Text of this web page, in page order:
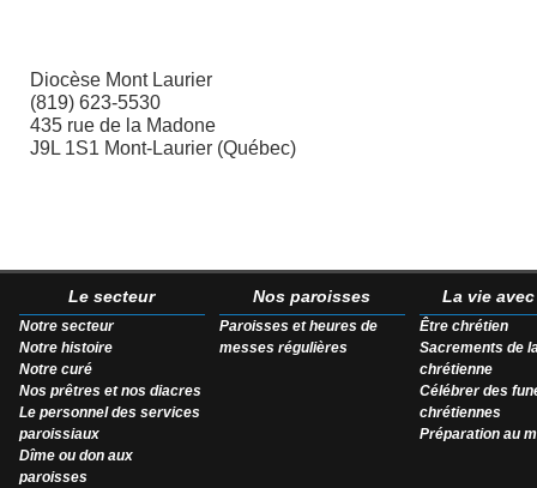
Diocèse Mont Laurier
(819) 623-5530
435 rue de la Madone
J9L 1S1 Mont-Laurier (Québec)
Le secteur
Notre secteur
Notre histoire
Notre curé
Nos prêtres et nos diacres
Le personnel des services
paroissiaux
Dîme ou don aux
paroisses
Nos paroisses
Paroisses et heures de
messes régulières
La vie
Être chrétien
Sacrements de
chrétienne
Célébrer des
chrétiennes
Préparation au